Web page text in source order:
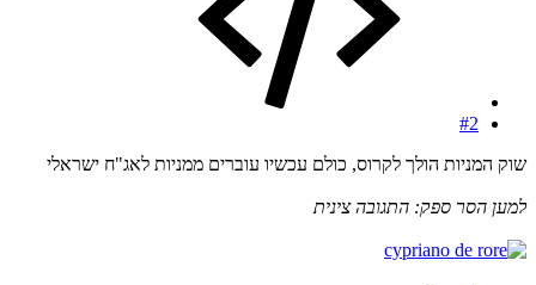
#2
שוק המניות הולך לקרוס, כולם עכשיו עוברים ממניות לאג"ח ישראלי
למען הסר ספק: התגובה צינית